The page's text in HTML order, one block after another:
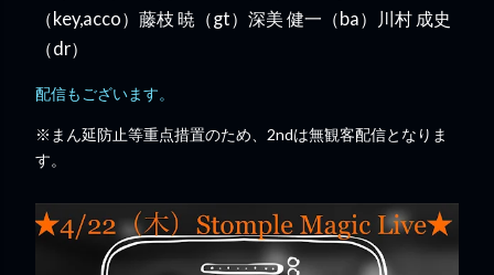
（key,acco）藤枝 暁（gt）深美 健一（ba）川村 成史
（dr）
配信もございます。
※まん延防止等重点措置のため、2ndは無観客配信となりま
す。